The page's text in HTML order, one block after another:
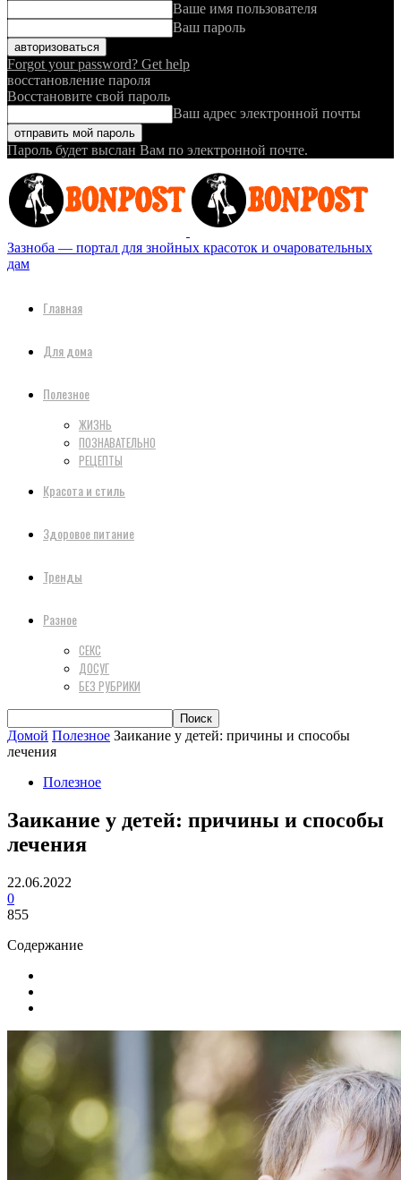
Ваше имя пользователя
Ваш пароль
Forgot your password? Get help
восстановление пароля
Восстановите свой пароль
Ваш адрес электронной почты
Пароль будет выслан Вам по электронной почте.
Зазноба — портал для знойных красоток и очаровательных
дам
Главная
Для дома
Полезное
ЖИЗНЬ
ПОЗНАВАТЕЛЬНО
РЕЦЕПТЫ
Красота и стиль
Здоровое питание
Тренды
Разное
СЕКС
ДОСУГ
БЕЗ РУБРИКИ
Домой Полезное Заикание у детей: причины и способы
лечения
Полезное
Заикание у детей: причины и способы
лечения
22.06.2022
0
855
Содержание